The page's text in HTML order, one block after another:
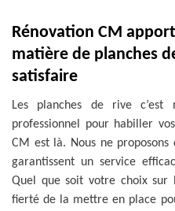
Rénovation CM
matière de planches
satisfaire
Les planches de rive c’est
professionnel pour habiller
CM est là. Nous ne
garantissent un service
Quel que soit votre choix sur
fierté de la mettre en place